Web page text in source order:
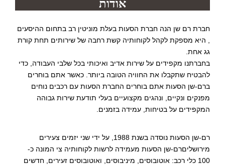
אודות
חברת רם שן הנה חברת הסעות בעלת מוניטין רב בתחום ההיסעים
, היא מספקת לקהל לקוחותיה קשת רחבה של שירותים תחת קורת
גג אחת.
בחברתנו מקפידים על שירות אדיב ואיכותי בכל שלבי העבודה, כדי
להבטיח שתקבלו את החוויה הטובה ביותר. כאשר אתם בוחרים
ברם-שן הסעות אתם בוחרים החברת הסעות עם רכבים נוחים
מפנקים ונקיים, ונהגים מקצועיים בעלי תודעת שירות גבוהה
המקפידים על בטיחות, עמידה בזמנים.
רם-שן הסעות נוסדה בשנת 1988, על ידי שני יזמים צעירים
מירושליםרם-שן הסעות מעמידה לרשות לקוחותיה צי המונה כ-
100 כלי רכב: אוטובוסים, מיניבוסים, ואוטובוסים זעירים, חדשים